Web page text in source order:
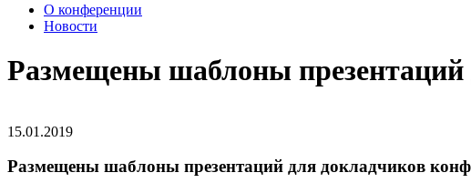
О конференции
Новости
Размещены шаблоны презентаций
15.01.2019
Размещены шаблоны презентаций для докладчиков